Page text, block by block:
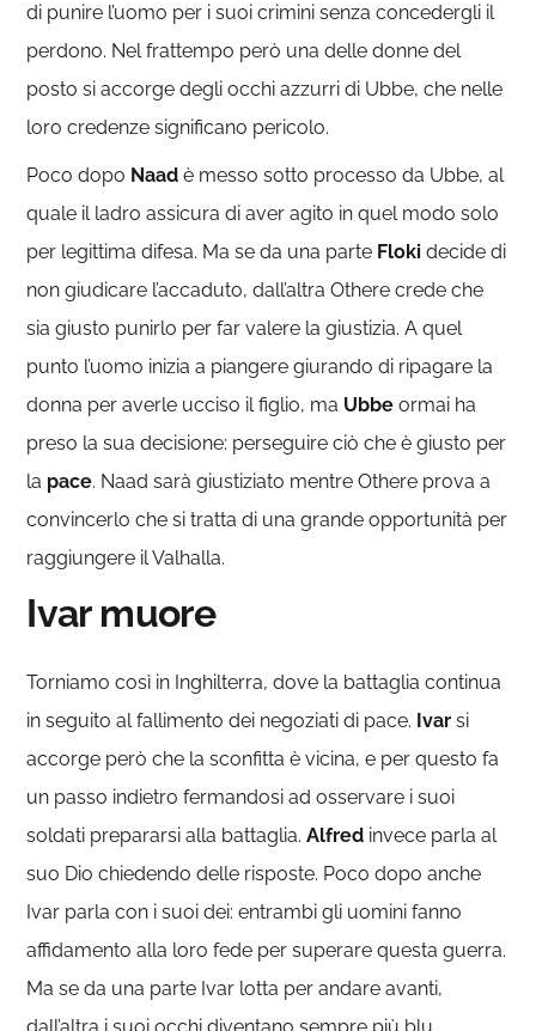
di punire l’uomo per i suoi crimini senza concedergli il
perdono. Nel frattempo però una delle donne del
posto si accorge degli occhi azzurri di Ubbe, che nelle
loro credenze significano pericolo.
Poco dopo Naad è messo sotto processo da Ubbe, al
quale il ladro assicura di aver agito in quel modo solo
per legittima difesa. Ma se da una parte Floki decide di
non giudicare l’accaduto, dall’altra Othere crede che
sia giusto punirlo per far valere la giustizia. A quel
punto l’uomo inizia a piangere giurando di ripagare la
donna per averle ucciso il figlio, ma Ubbe ormai ha
preso la sua decisione: perseguire ciò che è giusto per
la pace. Naad sarà giustiziato mentre Othere prova a
convincerlo che si tratta di una grande opportunità per
raggiungere il Valhalla.
Ivar muore
Torniamo così in Inghilterra, dove la battaglia continua
in seguito al fallimento dei negoziati di pace. Ivar si
accorge però che la sconfitta è vicina, e per questo fa
un passo indietro fermandosi ad osservare i suoi
soldati prepararsi alla battaglia.Alfred invece parla al
suo Dio chiedendo delle risposte. Poco dopo anche
Ivar parla con i suoi dei: entrambi gli uomini fanno
affidamento alla loro fede per superare questa guerra.
Ma se da una parte Ivar lotta per andare avanti,